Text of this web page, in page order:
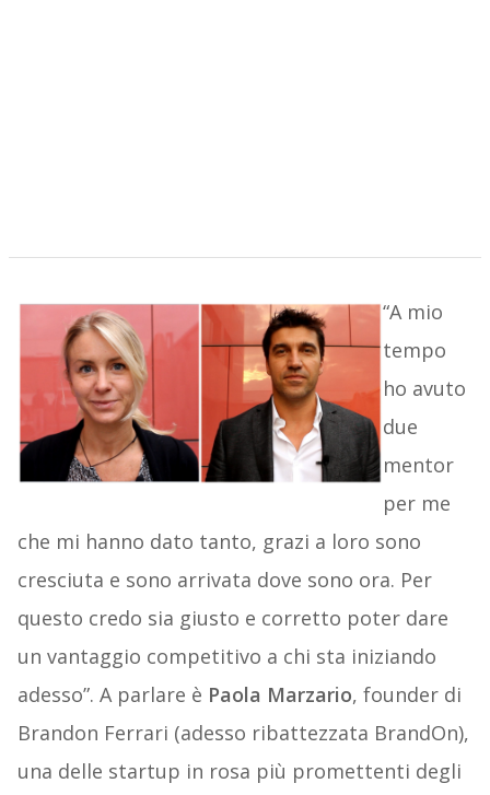
“A mio
tempo
ho avuto
due
mentor
per me
che mi hanno dato tanto, grazi a loro sono
cresciuta e sono arrivata dove sono ora. Per
questo credo sia giusto e corretto poter dare
un vantaggio competitivo a chi sta iniziando
adesso”. A parlare è Paola Marzario, founder di
Brandon Ferrari (adesso ribattezzata BrandOn),
una delle startup in rosa più promettenti degli